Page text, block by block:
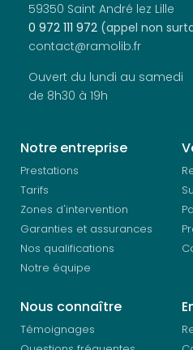
59350 Saint André lez Lille
0 972 111 972 (appel non
contact@ramolib.fr
Ouvert du lundi au samedi
de 8h30 à 19h
Notre entreprise
Prestations
Tarifs
Zones d'intervention
Garanties et assurances
Nos qualifications
Notre équipe
Nous connaître
Témoignages